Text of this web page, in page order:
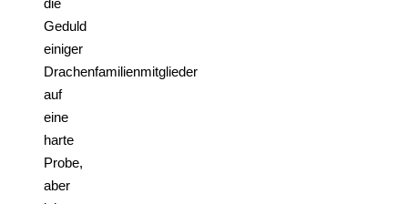
Geduld
einiger
Drachenfamilienmitglieder
auf
eine
harte
Probe,
aber